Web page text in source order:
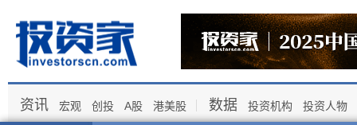
资讯 宏观 创投 A股 港美股 数据 投资机构 投资人物